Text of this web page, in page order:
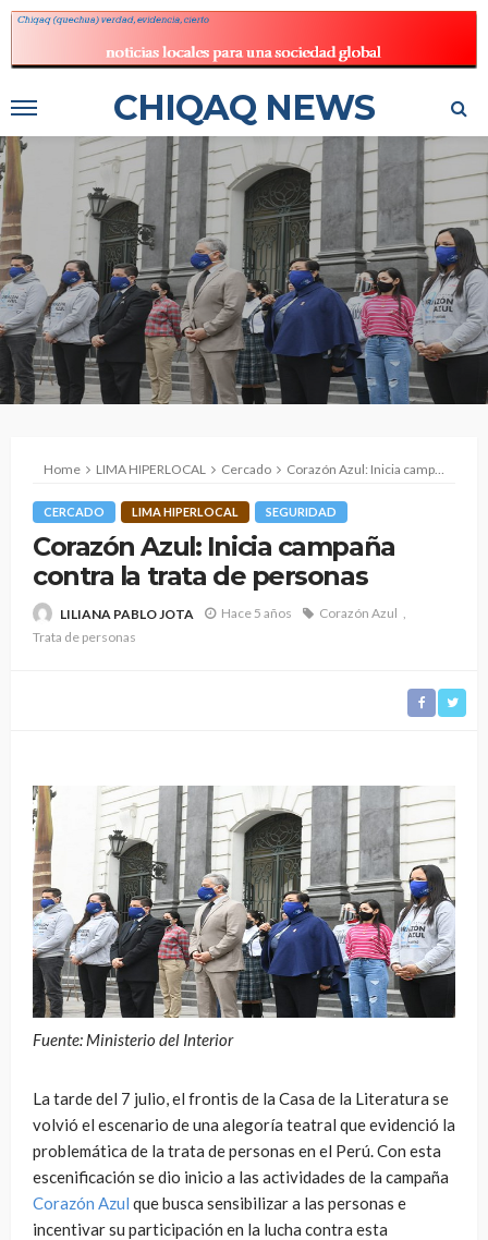
CHIQAQ NEWS
Home LIMA HIPERLOCAL Cercado Corazón Azul: Inicia campaña contra la trata de personas
CERCADO LIMA HIPERLOCAL SEGURIDAD
Corazón Azul: Inicia campaña
contra la trata de personas
LILIANA PABLO JOTA Hace 5 años
Corazón Azul
Trata de personas
Fuente: Ministerio del Interior
La tarde del 7 julio, el frontis de la Casa de la Literatura se
volvió el escenario de una alegoría teatral que evidenció la
problemática de la trata de personas en el Perú. Con esta
escenificación se dio inicio a las actividades de la campaña
Corazón Azul que busca sensibilizar a las personas e
incentivar su participación en la lucha contra esta